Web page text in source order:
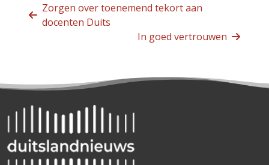
Zorgen over toenemend tekort aan
docenten Duits
In goed vertrouwen